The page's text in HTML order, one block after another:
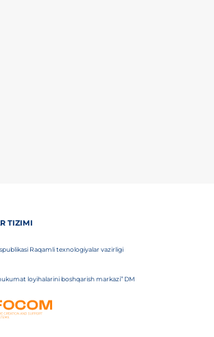
TIZIMI
Raqamli texnologiyalar vazirligi
loyihalarini boshqarish markazi” DM